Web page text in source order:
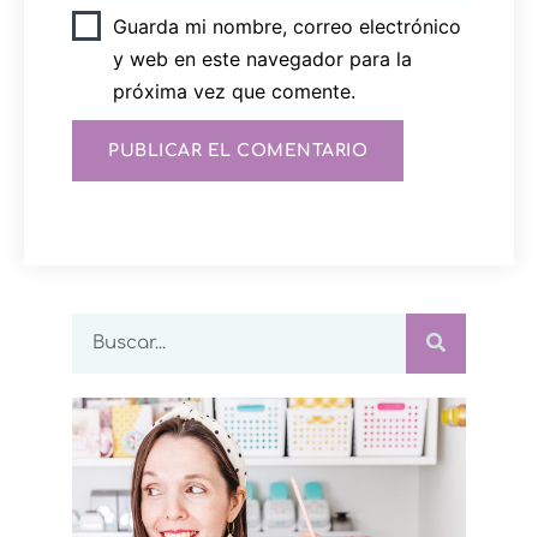
Guarda mi nombre, correo electrónico
y web en este navegador para la
próxima vez que comente.